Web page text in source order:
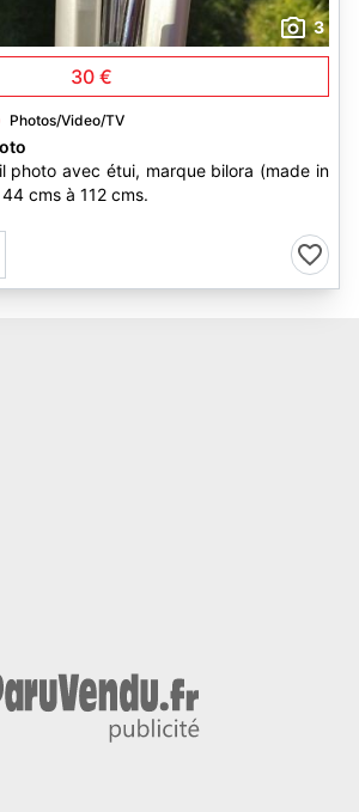
3
30 €
Photos/Video/TV
photo avec étui, marque bilora (made in
cms à 112 cms.